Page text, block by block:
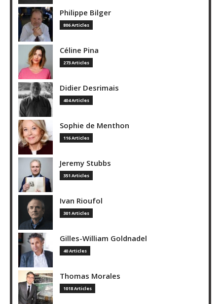
Philippe Bilger
806 Articles
Céline Pina
273 Articles
Didier Desrimais
404 Articles
Sophie de Menthon
116 Articles
Jeremy Stubbs
351 Articles
Ivan Rioufol
301 Articles
Gilles-William Goldnadel
40 Articles
Thomas Morales
1018 Articles